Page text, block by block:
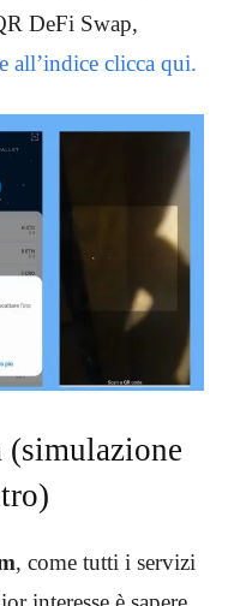
DeFi Swap,
all’indice clicca qui.
(simulazione
, come tutti i servizi